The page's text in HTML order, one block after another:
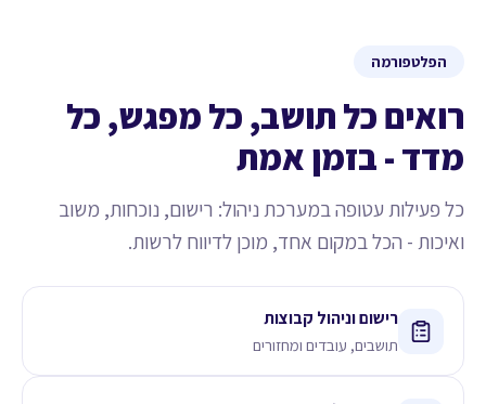
הפלטפורמה
רואים כל תושב, כל מפגש, כל
מדד - בזמן אמת
כל פעילות עטופה במערכת ניהול: רישום, נוכחות, משוב
ואיכות - הכל במקום אחד, מוכן לדיווח לרשות.
רישום וניהול קבוצות
תושבים, עובדים ומחזורים